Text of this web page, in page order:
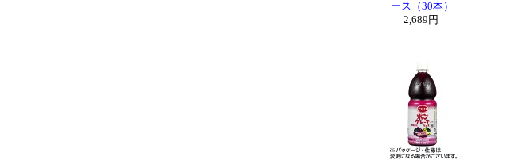
ース（30本）
2,689円